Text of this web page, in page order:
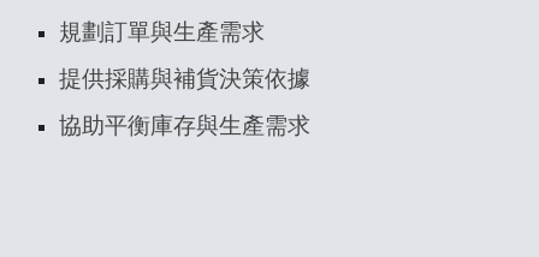
規劃訂單與生產需求
提供採購與補貨決策依據
協助平衡庫存與生產需求